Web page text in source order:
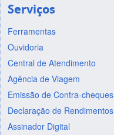
Serviços
Ferramentas
Ouvidoria
Central de Atendimento
Agência de Viagem
Emissão de Contra-cheques
Declaração de Rendimentos
Assinador Digital